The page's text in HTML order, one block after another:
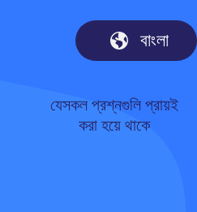
বাংলা
যেসকল প্রশ্নগুলি প্রায়ই
করা হয়ে থাকে